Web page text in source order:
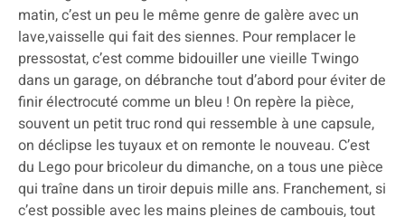
matin, c’est un peu le même genre de galère avec un
lave,vaisselle qui fait des siennes. Pour remplacer le
pressostat, c’est comme bidouiller une vieille Twingo
dans un garage, on débranche tout d’abord pour éviter de
finir électrocuté comme un bleu ! On repère la pièce,
souvent un petit truc rond qui ressemble à une capsule,
on déclipse les tuyaux et on remonte le nouveau. C’est
du Lego pour bricoleur du dimanche, on a tous une pièce
qui traîne dans un tiroir depuis mille ans. Franchement, si
c’est possible avec les mains pleines de cambouis, tout